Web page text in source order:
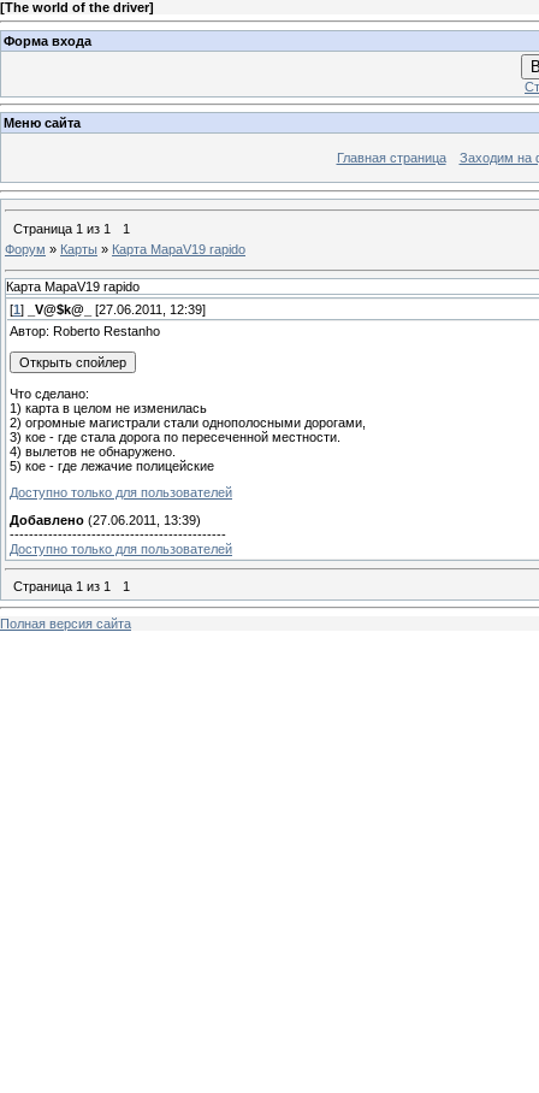
[The world of the driver]
Форма входа
Меню сайта
Главная страница Заходим на
Страница 1 из 1
1
Форум » Карты » Карта MapaV19 rapido
Карта MapaV19 rapido
[1 ] _V@$k@_
[27.06.2011, 12:39]
Автор: Roberto Restanho
Что сделано:
1) карта в целом не изменилась
2) огромные магистрали стали однополосными дорогами,
3) кое - где стала дорога по пересеченной местности.
4) вылетов не обнаружено.
5) кое - где лежачие полицейские
Доступно только для пользователей
Добавлено (27.06.2011, 13:39)
---------------------------------------------
Доступно только для пользователей
Страница 1 из 1 1
Полная версия сайта